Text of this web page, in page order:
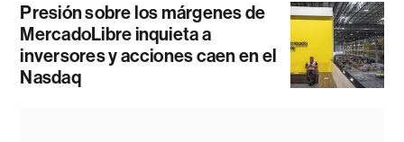
Presión sobre los márgenes de
MercadoLibre inquieta a
inversores y acciones caen en el
Nasdaq